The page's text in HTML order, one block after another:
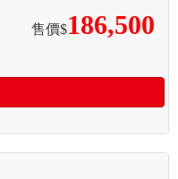
售價$186,500